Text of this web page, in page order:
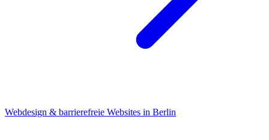
Webdesign & barrierefreie Websites in Berlin